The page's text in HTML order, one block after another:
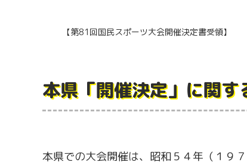
【第81回国民スポーツ大会開催決定書受領】
本県「開催決定」に関す
本県での大会開催は、昭和５４年（１９